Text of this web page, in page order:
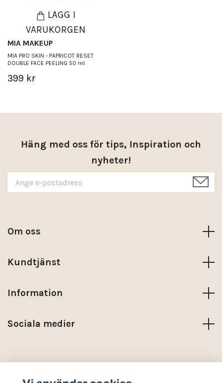
LÄGG I
VARUKORGEN
MIA MAKEUP
MIA PRO SKIN - PAPRICOT RESET
DOUBLE FACE PEELING 50 ml.
399 kr
Häng med oss för tips, Inspiration och
nyheter!
Om oss
Kundtjänst
Information
Sociala medier